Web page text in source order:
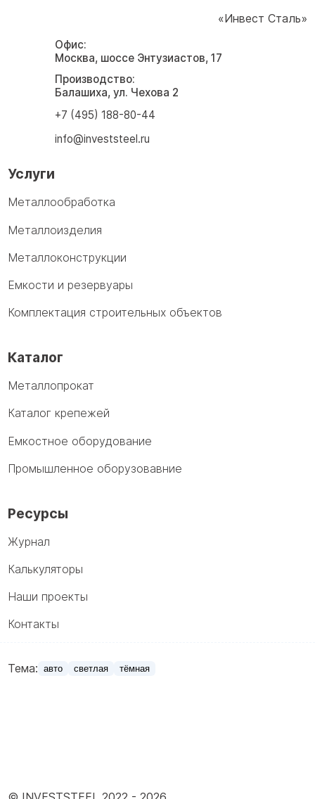
«Инвест Сталь»
Офис:
Москва, шоссе Энтузиастов, 17
Производство:
Балашиха, ул. Чехова 2
+7 (495) 188-80-44
info@investsteel.ru
Услуги
Металлообработка
Металлоизделия
Металлоконструкции
Емкости и резервуары
Комплектация строительных объектов
Каталог
Металлопрокат
Каталог крепежей
Емкостное оборудование
Промышленное оборузовавние
Ресурсы
Журнал
Калькуляторы
Наши проекты
Контакты
Тема: авто светлая тёмная